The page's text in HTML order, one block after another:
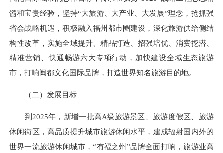
髓和宝贵经验，坚持“大旅游、大产业、大发展”理念，抢抓强
省会战略机遇，积极融入福州都市圈建设，深化旅游供给侧结
构性改革，实施全域提升、精品打造、招强培优、消费挖潜、
精准营销、快通畅游六大专项行动，加快建设全域生态旅游
市，打响闽都文化国际品牌，打造世界知名旅游目的地。
（二）发展目标
到2025年，新增一批高A级旅游景区、旅游度假区、旅游
休闲街区，高品质提升城市旅游休闲水平，建成辐射国内外的
世界一流旅游休闲城市，“有福之州”品牌全面打响，旅游业高